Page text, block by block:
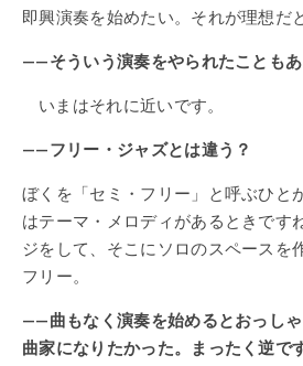
即興演奏を始めたい。それが理想だ
——そういう演奏をやられたことも
いまはそれに近いです。
——フリー・ジャズとは違う？
ぼくを「セミ・フリー」と呼ぶひと
はテーマ・メロディがあるときです
ジをして、そこにソロのスペースを
フリー。
——曲もなく演奏を始めるとおっし
曲家になりたかった。まったく逆で